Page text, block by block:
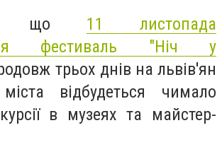
що 11 листопада
фестиваль "Ніч у
трьох днів на львів'ян
відбудеться чимало
в музеях та майстер-